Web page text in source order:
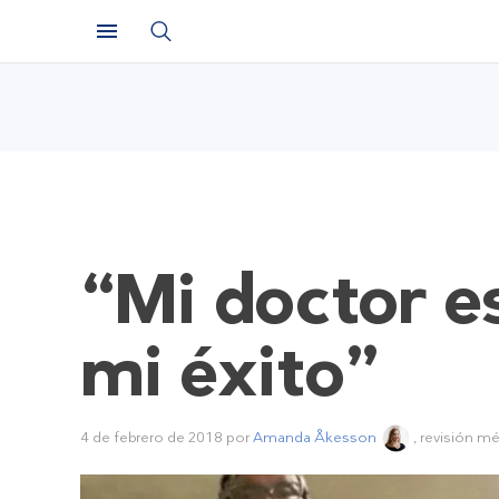
“Mi doctor
mi éxito”
4 de febrero de 2018 porAmanda Åkesson , revisión